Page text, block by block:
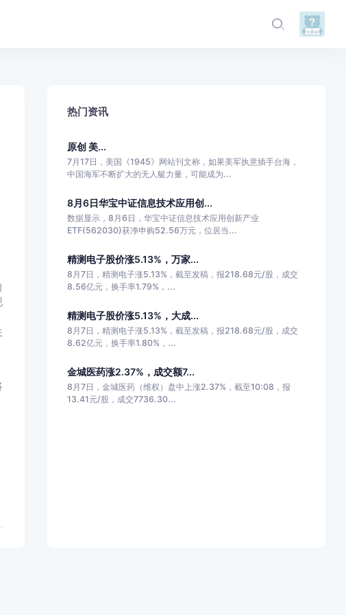
热门资讯
原创 美...
7月17日，美国《1945》网站刊文称，如果美军执意插手台海，
中国海军不断扩大的无人艇力量，可能成为...
8月6日华宝中证信息技术应用创...
数据显示，8月6日，华宝中证信息技术应用创新产业
ETF(562030)获净申购52.56万元，位居当...
精测电子股价涨5.13%，万家...
8月7日，精测电子涨5.13%，截至发稿，报218.68元/股，成交
8.56亿元，换手率1.79%，...
精测电子股价涨5.13%，大成...
8月7日，精测电子涨5.13%，截至发稿，报218.68元/股，成交
8.62亿元，换手率1.80%，...
金城医药涨2.37%，成交额7...
8月7日，金城医药（维权）盘中上涨2.37%，截至10:08，报
13.41元/股，成交7736.30...